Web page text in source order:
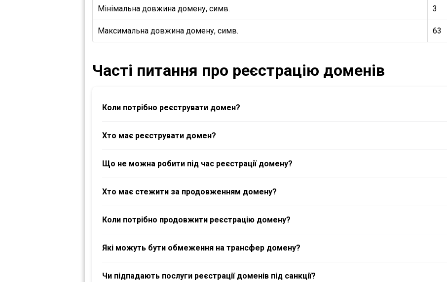
Мінімальна довжина домену, симв. 3
Максимальна довжина домену, симв. 63
Часті питання про реєстрацію доменів
Коли потрібно реєструвати домен?
Хто має реєструвати домен?
Що не можна робити під час реєстрації домену?
Хто має стежити за продовженням домену?
Коли потрібно продовжити реєстрацію домену?
Які можуть бути обмеження на трансфер домену?
Чи підпадають послуги реєстрації доменів під санкції?